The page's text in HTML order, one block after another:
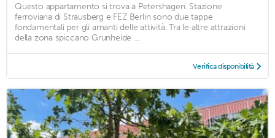
Questo appartamento si trova a Petershagen. Stazione
ferroviaria di Strausberg e FEZ Berlin sono due tappe
fondamentali per gli amanti delle attività. Tra le altre attrazioni
della zona spiccano Grunheide ...
Verifica disponibilità